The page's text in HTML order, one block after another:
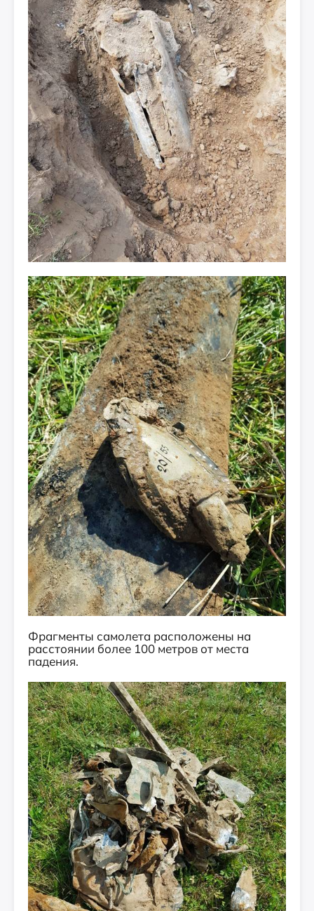
Фрагменты самолета расположены на
расстоянии более 100 метров от места
падения.